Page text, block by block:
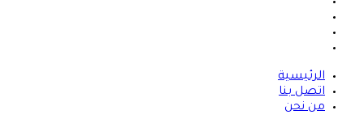
الرئيسية
اتصل بنا
من نحن